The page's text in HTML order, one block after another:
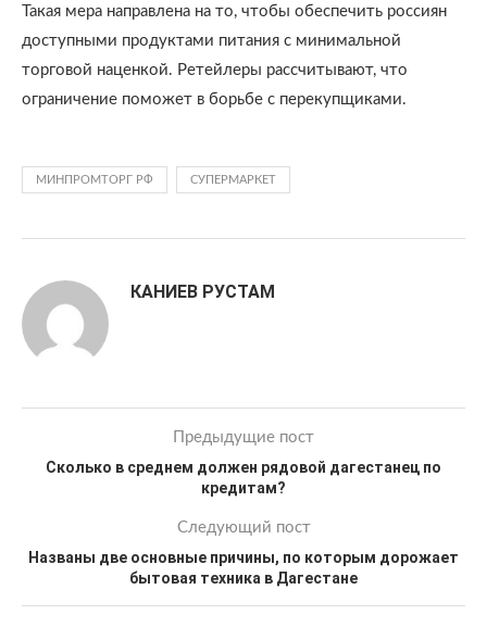
Такая мера направлена на то, чтобы обеспечить россиян
доступными продуктами питания с минимальной
торговой наценкой. Ретейлеры рассчитывают, что
ограничение поможет в борьбе с перекупщиками.
МИНПРОМТОРГ РФ СУПЕРМАРКЕТ
КАНИЕВ РУСТАМ
Предыдущие пост
Сколько в среднем должен рядовой дагестанец по
кредитам?
Следующий пост
Названы две основные причины, по которым дорожает
бытовая техника в Дагестане